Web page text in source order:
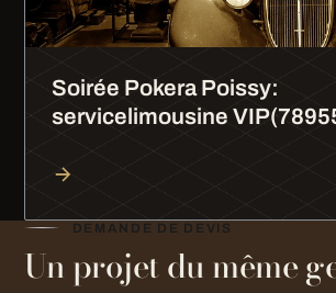
Soirée Pokera Poissy:
servicelimousine
DEMANDE DE DEVIS
Un projet du même